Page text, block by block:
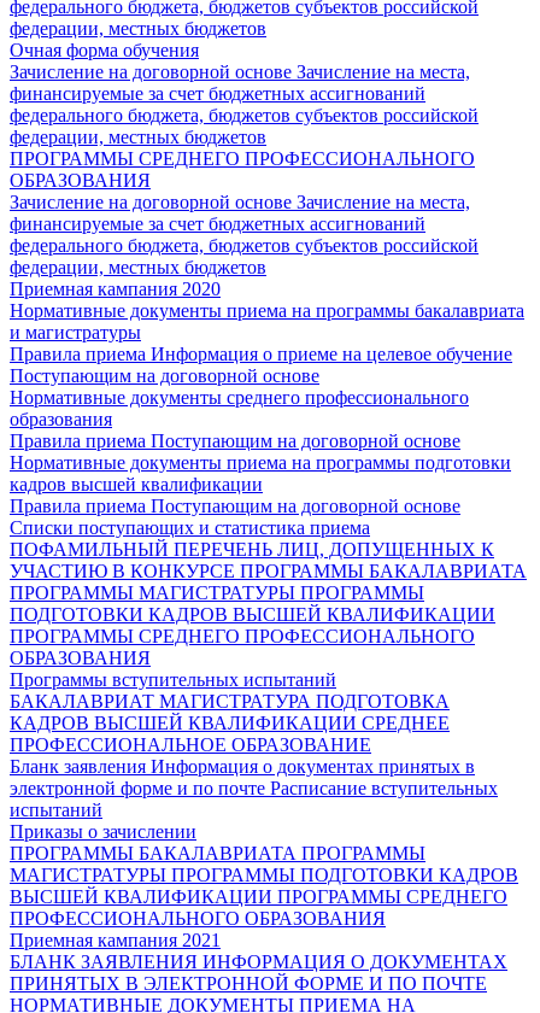
федерального бюджета, бюджетов субъектов российской
федерации, местных бюджетов
Очная форма обучения
Зачисление на договорной основе Зачисление на места,
финансируемые за счет бюджетных ассигнований
федерального бюджета, бюджетов субъектов российской
федерации, местных бюджетов
ПРОГРАММЫ СРЕДНЕГО ПРОФЕССИОНАЛЬНОГО
ОБРАЗОВАНИЯ
Зачисление на договорной основе Зачисление на места,
финансируемые за счет бюджетных ассигнований
федерального бюджета, бюджетов субъектов российской
федерации, местных бюджетов
Приемная кампания 2020
Нормативные документы приема на программы бакалавриата
и магистратуры
Правила приема Информация о приеме на целевое обучение
Поступающим на договорной основе
Нормативные документы среднего профессионального
образования
Правила приема Поступающим на договорной основе
Нормативные документы приема на программы подготовки
кадров высшей квалификации
Правила приема Поступающим на договорной основе
Списки поступающих и статистика приема
ПОФАМИЛЬНЫЙ ПЕРЕЧЕНЬ ЛИЦ, ДОПУЩЕННЫХ К
УЧАСТИЮ В КОНКУРСЕ ПРОГРАММЫ БАКАЛАВРИАТА
ПРОГРАММЫ МАГИСТРАТУРЫ ПРОГРАММЫ
ПОДГОТОВКИ КАДРОВ ВЫСШЕЙ КВАЛИФИКАЦИИ
ПРОГРАММЫ СРЕДНЕГО ПРОФЕССИОНАЛЬНОГО
ОБРАЗОВАНИЯ
Программы вступительных испытаний
БАКАЛАВРИАТ МАГИСТРАТУРА ПОДГОТОВКА
КАДРОВ ВЫСШЕЙ КВАЛИФИКАЦИИ СРЕДНЕЕ
ПРОФЕССИОНАЛЬНОЕ ОБРАЗОВАНИЕ
Бланк заявления Информация о документах принятых в
электронной форме и по почте Расписание вступительных
испытаний
Приказы о зачислении
ПРОГРАММЫ БАКАЛАВРИАТА ПРОГРАММЫ
МАГИСТРАТУРЫ ПРОГРАММЫ ПОДГОТОВКИ КАДРОВ
ВЫСШЕЙ КВАЛИФИКАЦИИ ПРОГРАММЫ СРЕДНЕГО
ПРОФЕССИОНАЛЬНОГО ОБРАЗОВАНИЯ
Приемная кампания 2021
БЛАНК ЗАЯВЛЕНИЯ ИНФОРМАЦИЯ О ДОКУМЕНТАХ
ПРИНЯТЫХ В ЭЛЕКТРОННОЙ ФОРМЕ И ПО ПОЧТЕ
НОРМАТИВНЫЕ ДОКУМЕНТЫ ПРИЕМА НА